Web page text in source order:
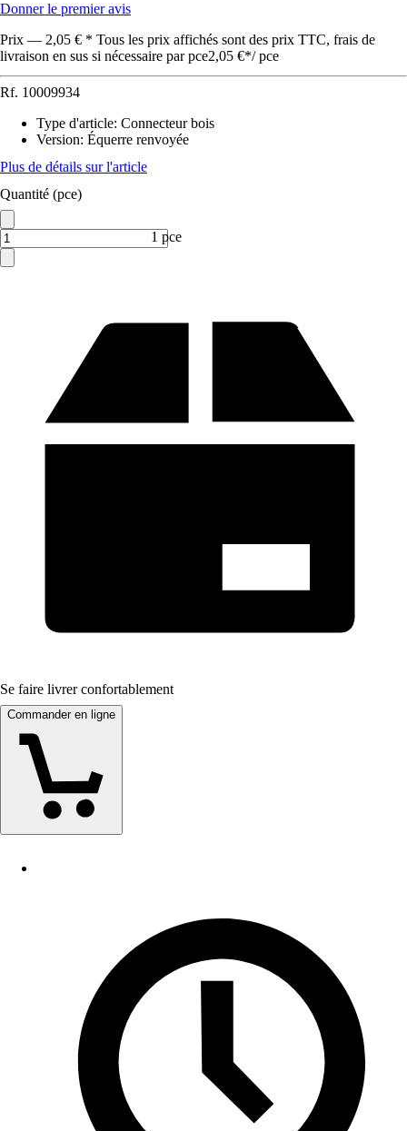
Donner le premier avis
Prix — 2,05 € * Tous les prix affichés sont des prix TTC, frais de
livraison en sus si nécessaire par pce2,05 €*/ pce
Rf. 10009934
Type d'article: Connecteur bois
Version: Équerre renvoyée
Plus de détails sur l'article
Quantité (pce)
1 pce
Se faire livrer confortablement
Commander en ligne